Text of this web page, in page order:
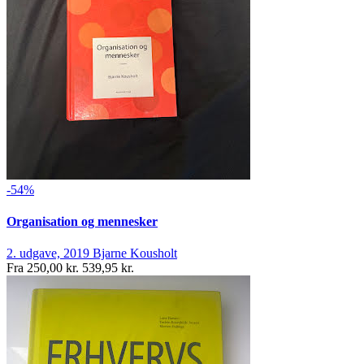
-54%
Organisation og mennesker
2. udgave, 2019 Bjarne Kousholt
Fra 250,00 kr. 539,95 kr.